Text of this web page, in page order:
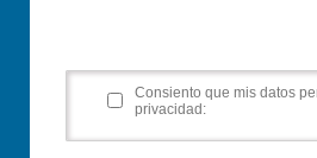
Consiento que mis datos
privacidad: